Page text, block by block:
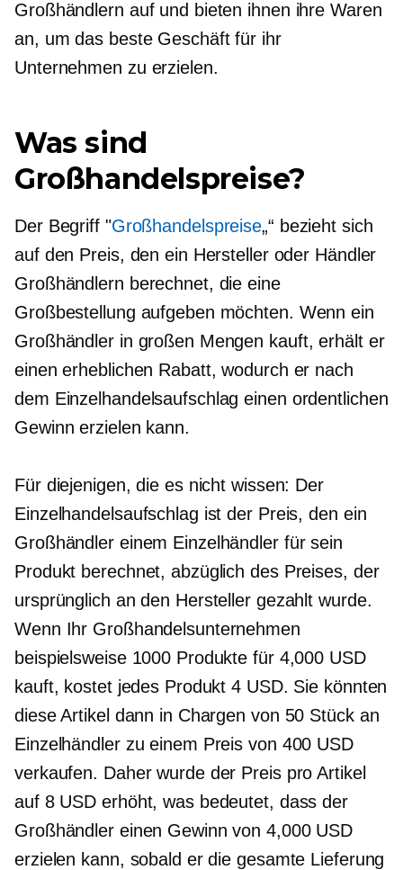
Großhändlern auf und bieten ihnen ihre Waren
an, um das beste Geschäft für ihr
Unternehmen zu erzielen.
Was sind
Großhandelspreise?
Der Begriff "Großhandelspreise„“ bezieht sich
auf den Preis, den ein Hersteller oder Händler
Großhändlern berechnet, die eine
Großbestellung aufgeben möchten. Wenn ein
Großhändler in großen Mengen kauft, erhält er
einen erheblichen Rabatt, wodurch er nach
dem Einzelhandelsaufschlag einen ordentlichen
Gewinn erzielen kann.
Für diejenigen, die es nicht wissen: Der
Einzelhandelsaufschlag ist der Preis, den ein
Großhändler einem Einzelhändler für sein
Produkt berechnet, abzüglich des Preises, der
ursprünglich an den Hersteller gezahlt wurde.
Wenn Ihr Großhandelsunternehmen
beispielsweise 1000 Produkte für 4,000 USD
kauft, kostet jedes Produkt 4 USD. Sie könnten
diese Artikel dann in Chargen von 50 Stück an
Einzelhändler zu einem Preis von 400 USD
verkaufen. Daher wurde der Preis pro Artikel
auf 8 USD erhöht, was bedeutet, dass der
Großhändler einen Gewinn von 4,000 USD
erzielen kann, sobald er die gesamte Lieferung